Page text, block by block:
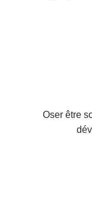
Oser être